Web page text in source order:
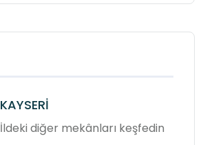
KAYSERİ
İldeki diğer mekânları keşfedin